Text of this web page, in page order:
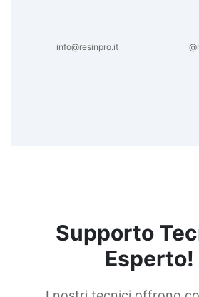
info@resinpro.it
Supporto
Esperto!